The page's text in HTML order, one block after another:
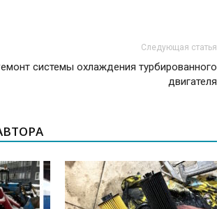
Следующая статья
системы охлаждения турбированного
двигателя